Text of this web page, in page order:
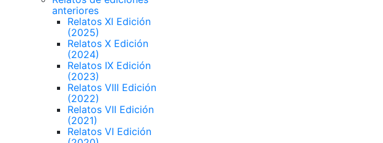
anteriores
Relatos XI Edición
(2025)
Relatos X Edición
(2024)
Relatos IX Edición
(2023)
Relatos VIII Edición
(2022)
Relatos VII Edición
(2021)
Relatos VI Edición